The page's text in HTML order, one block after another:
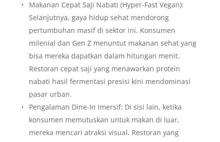
Makanan Cepat Saji Nabati (Hyper-Fast Vegan):
Selanjutnya, gaya hidup sehat mendorong
pertumbuhan masif di sektor ini. Konsumen
milenial dan Gen Z menuntut makanan sehat yang
bisa mereka dapatkan dalam hitungan menit.
Restoran cepat saji yang menawarkan protein
nabati hasil fermentasi presisi kini mendominasi
pasar urban.
Pengalaman Dine-In Imersif: Di sisi lain, ketika
konsumen memutuskan untuk makan di luar,
mereka mencari atraksi visual. Restoran yang